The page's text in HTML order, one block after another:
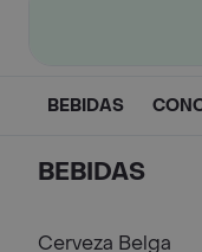
BEBIDAS
BEBIDAS
Cerveza Belga